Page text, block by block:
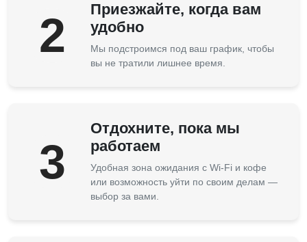
2
Приезжайте, когда вам
удобно
Мы подстроимся под ваш график, чтобы
вы не тратили лишнее время.
3
Отдохните, пока мы
работаем
Удобная зона ожидания с Wi-Fi и кофе
или возможность уйти по своим делам —
выбор за вами.